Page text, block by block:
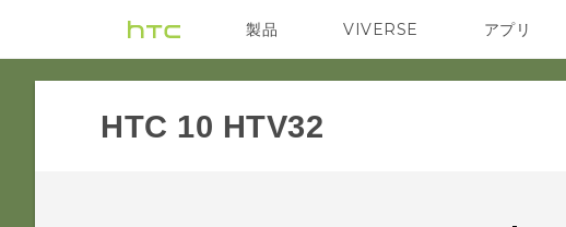
製品
VIVE VIVE Eagle
VIVERSE アプリ
HTC 10 HTV32‎